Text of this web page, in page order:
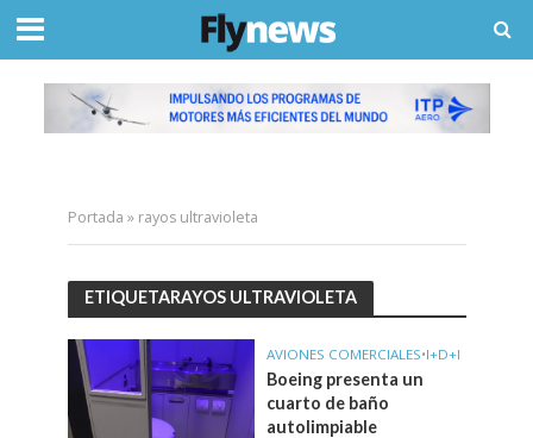
Portada » rayos ultravioleta
ETIQUETARAYOS ULTRAVIOLETA
AVIONES COMERCIALES•I+D+I
Boeing presenta un
cuarto de baño
autolimpiable